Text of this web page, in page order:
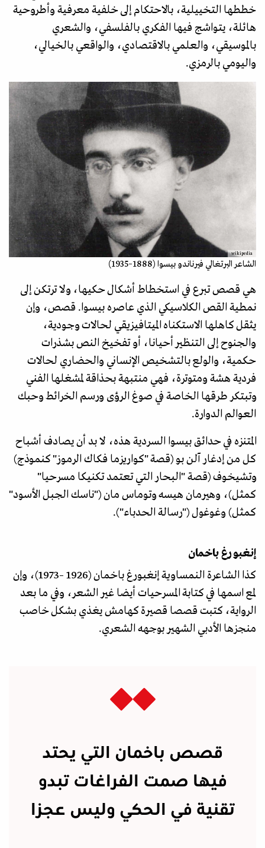
خططها التخييلية، بالاحتكام إلى خلفية معرفية وأطروحية
هائلة، يتواشج فيها الفكري بالفلسفي، والشعري
بالموسيقي، والعلمي بالاقتصادي، والواقعي بالخيالي،
واليومي بالرمزي.
wikipedia
الشاعر البرتغالي فيرناندو بيسوا (1888–1935)
هي قصص تبرع في استخطاط أشكال حكيها، ولا ترتكن إلى
نمطية القص الكلاسيكي الذي عاصره بيسوا. قصص، وإن
يثقل كاهلها الاستكناه الميتافيزيقي لحالات وجودية،
والجنوح إلى التنظير أحيانا، أو تفخيخ النص بشذرات
حكمية، والولع بالتشخيص الإنساني والحضاري لحالات
فردية هشة ومتوترة، فهي منتبهة بحذاقة لمشغلها الفني
وتبتكر طرقها الخاصة في صوغ الرؤى ورسم الخرائط وحبك
العوالم الدوارة.
المتنزه في حدائق بيسوا السردية هذه، لا بد أن يصادف أشباح
كل من إدغار آلن بو (قصة "كواريزما فكاك الرموز" كنموذج)
وتشيخوف (قصة "البحار التي تعتمد تكنيكا مسرحيا"
كمثل)، وهيرمان هيسه وتوماس مان ("ناسك الجبل الأسود"
كمثل) وغوغول ("رسالة الحدباء").
إنغبورغ باخمان
كذا الشاعرة النمساوية إنغبورغ باخمان (1926 –1973)، وإن
لمع اسمها في كتابة المسرحيات أيضا غير الشعر، وفي ما بعد
الرواية، كتبت قصصا قصيرة كهامش يغذي بشكل خاصب
منجزها الأدبي الشهير بوجهه الشعري.
قصص باخمان التي يحتد
فيها صمت الفراغات تبدو
تقنية في الحكي وليس عجزا